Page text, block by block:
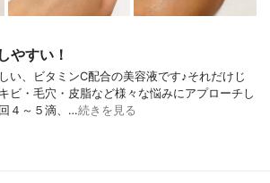
やすい！
い、ビタミンC配合の美容液です♪それだけじ
ビ・毛穴・皮脂など様々な悩みにアプローチし
４～５滴、…続きを見る